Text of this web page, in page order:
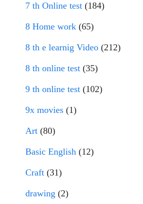
7 th Online test (184)
8 Home work (65)
8 th e learnig Video (212)
8 th online test (35)
9 th online test (102)
9x movies (1)
Art (80)
Basic English (12)
Craft (31)
drawing (2)